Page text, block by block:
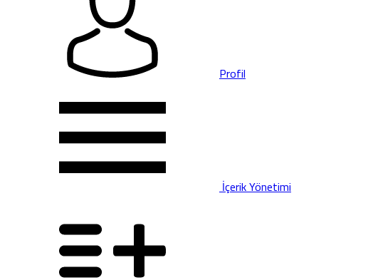
Profil
İçerik Yönetimi